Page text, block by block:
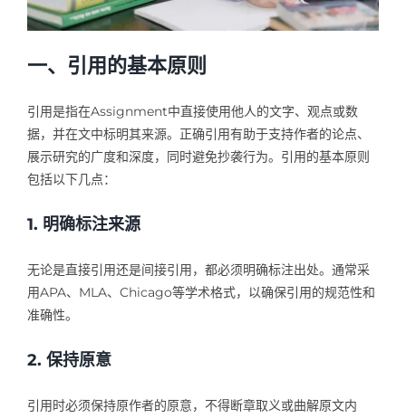
一、引用的基本原则
引用是指在Assignment中直接使用他人的文字、观点或数
据，并在文中标明其来源。正确引用有助于支持作者的论点、
展示研究的广度和深度，同时避免抄袭行为。引用的基本原则
包括以下几点：
1. 明确标注来源
无论是直接引用还是间接引用，都必须明确标注出处。通常采
用APA、MLA、Chicago等学术格式，以确保引用的规范性和
准确性。
2. 保持原意
引用时必须保持原作者的原意，不得断章取义或曲解原文内